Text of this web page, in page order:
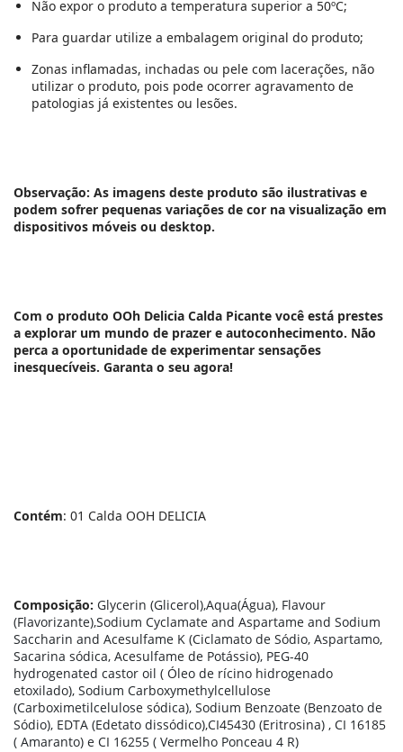
Não expor o produto a temperatura superior a 50ºC;
Para guardar utilize a embalagem original do produto;
Zonas inflamadas, inchadas ou pele com lacerações, não
utilizar o produto, pois pode ocorrer agravamento de
patologias já existentes ou lesões.
Observação: As imagens deste produto são ilustrativas e
podem sofrer pequenas variações de cor na visualização em
dispositivos móveis ou desktop.
Com o produto OOh Delicia Calda Picante você está prestes
a explorar um mundo de prazer e autoconhecimento. Não
perca a oportunidade de experimentar sensações
inesquecíveis. Garanta o seu agora!
Contém: 01 Calda OOH DELICIA
Composição: Glycerin (Glicerol),Aqua(Água), Flavour
(Flavorizante),Sodium Cyclamate and Aspartame and Sodium
Saccharin and Acesulfame K (Ciclamato de Sódio, Aspartamo,
Sacarina sódica, Acesulfame de Potássio), PEG-40
hydrogenated castor oil ( Óleo de rícino hidrogenado
etoxilado), Sodium Carboxymethylcellulose
(Carboximetilcelulose sódica), Sodium Benzoate (Benzoato de
Sódio), EDTA (Edetato dissódico),CI45430 (Eritrosina) , CI 16185
( Amaranto) e CI 16255 ( Vermelho Ponceau 4 R)